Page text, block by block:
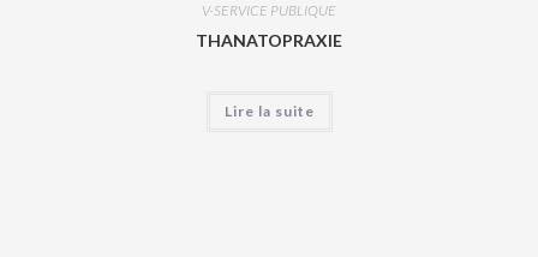
V-SERVICE PUBLIQUE
THANATOPRAXIE
Lire la suite